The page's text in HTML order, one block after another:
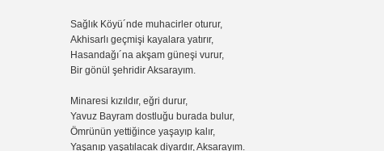
Sağlık Köyü´nde muhacirler oturur,
Akhisarlı geçmişi kayalara yatırır,
Hasandağı´na akşam güneşi vurur,
Bir gönül şehridir Aksarayım.
Minaresi kızıldır, eğri durur,
Yavuz Bayram dostluğu burada bulur,
Ömrünün yettiğince yaşayıp kalır,
Yaşanıp yaşatılacak diyardır, Aksarayım.